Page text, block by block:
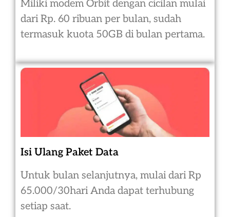
Miliki modem Orbit dengan cicilan mulai
dari Rp. 60 ribuan per bulan, sudah
termasuk kuota 50GB di bulan pertama.
Isi Ulang Paket Data
Untuk bulan selanjutnya, mulai dari Rp
65.000/30hari Anda dapat terhubung
setiap saat.